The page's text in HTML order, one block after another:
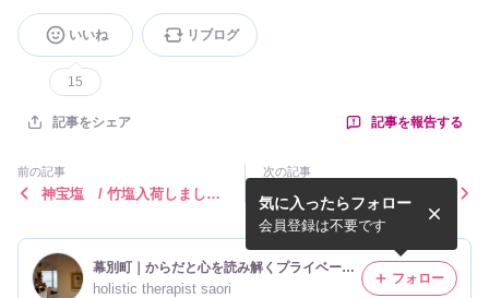
いいね
15
リブログ
記事をシェア 記事を報告する
前の記事
神宝塩 / 竹塩入荷しまし
次の記事
身体と繋がるって、プチ贅
沢⁈
幕別町｜からだと心を読み解くプライベートサロン
holistic therapist saori
気に入ったらフォロー
会員登録は不要です
フォロー